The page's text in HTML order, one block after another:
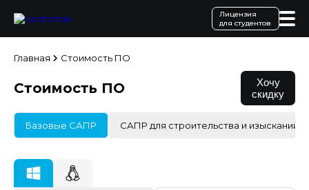
Лицензия
для студентов
Главная Стоимость ПО
Стоимость ПО
Хочу
скидку
Базовые САПР САПР для строительства и изысканий